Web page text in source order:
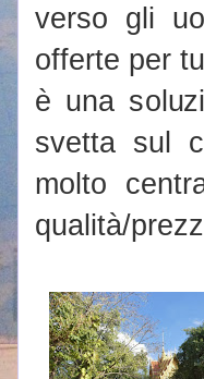
verso gli
offerte per
è una
svetta sul
molto
qualità/